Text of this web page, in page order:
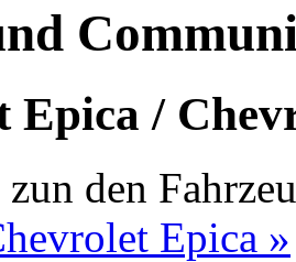
Epica /
den
Epica »